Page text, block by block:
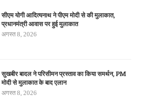
सीएम योगी आदित्यनाथ ने पीएम मोदी से की मुलाकात,
प्रधानमंत्री आवास पर हुई मुलाकात
अगस्त 8, 2026
सुखबीर बादल ने परिसीमन प्रस्ताव का किया समर्थन, PM
मोदी से मुलाकात के बाद एलान
अगस्त 8, 2026